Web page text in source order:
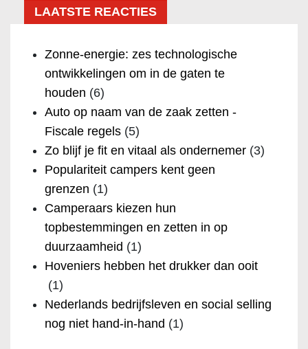
LAATSTE REACTIES
Zonne-energie: zes technologische
ontwikkelingen om in de gaten te
houden (6)
Auto op naam van de zaak zetten -
Fiscale regels (5)
Zo blijf je fit en vitaal als ondernemer (3)
Populariteit campers kent geen
grenzen (1)
Camperaars kiezen hun
topbestemmingen en zetten in op
duurzaamheid (1)
Hoveniers hebben het drukker dan ooit
(1)
Nederlands bedrijfsleven en social selling
nog niet hand-in-hand (1)